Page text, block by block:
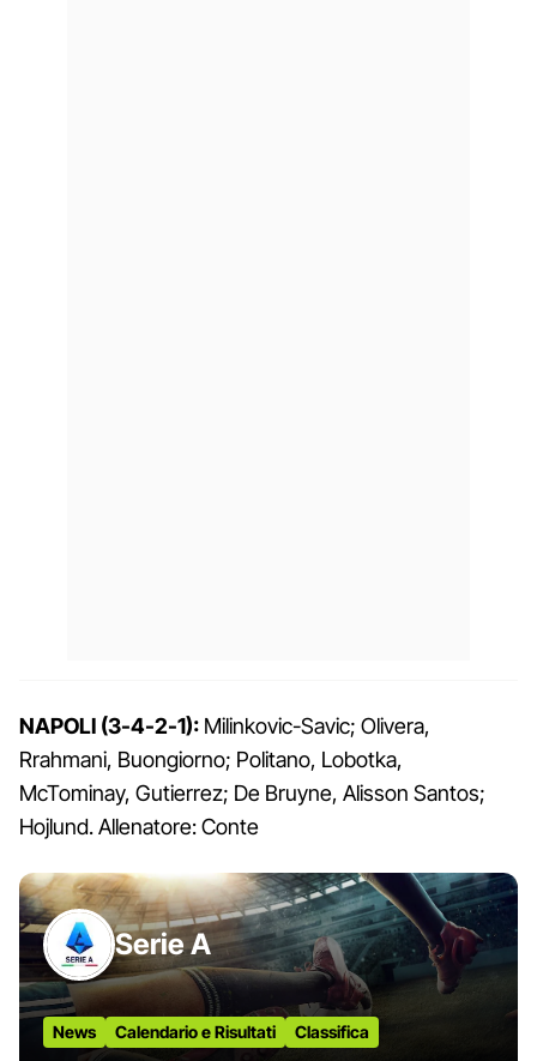
NAPOLI (3-4-2-1): Milinkovic-Savic; Olivera,
Rrahmani, Buongiorno; Politano, Lobotka,
McTominay, Gutierrez; De Bruyne, Alisson Santos;
Hojlund. Allenatore: Conte
Serie A
News Calendario e Risultati Classifica